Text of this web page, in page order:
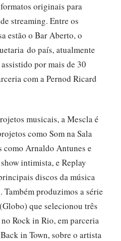
originais para
streaming. Entre os
estão o Bar Aberto, o
do país, atualmente
por mais de 30
com a Pernod Ricard
musicais, a Mescla é
como Som na Sala
Arnaldo Antunes e
intimista, e Replay
discos da música
produzimos a série
que selecionou três
Rock in Rio, em parceria
in Town, sobre o artista